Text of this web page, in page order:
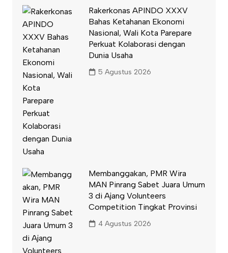
Rakerkonas APINDO XXXV
Bahas Ketahanan Ekonomi
Nasional, Wali Kota Parepare
Perkuat Kolaborasi dengan
Dunia Usaha
5 Agustus 2026
Membanggakan, PMR Wira
MAN Pinrang Sabet Juara Umum
3 di Ajang Volunteers
Competition Tingkat Provinsi
4 Agustus 2026